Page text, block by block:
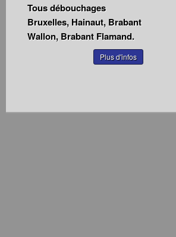
Tous débouchages
Bruxelles, Hainaut, Brabant
Wallon, Brabant Flamand.
Plus d'infos